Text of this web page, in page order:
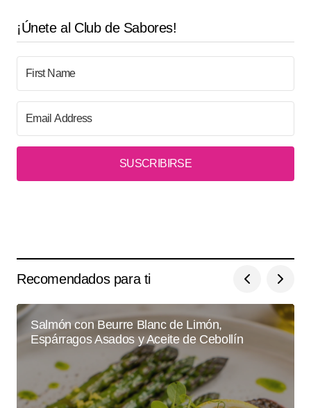
¡Únete al Club de Sabores!
SUSCRIBIRSE
Recomendados para ti
Salmón con Beurre Blanc de Limón,
Espárragos Asados y Aceite de Cebollín